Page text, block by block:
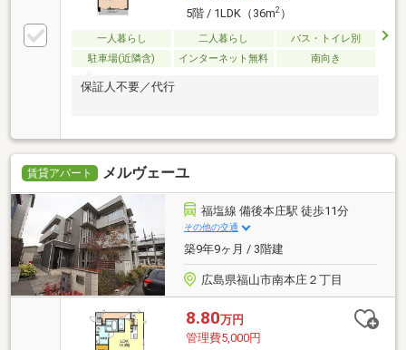
5階 / 1LDK（36m2）
一人暮らし 二人暮らし
バス・トイレ別
駐車場(近隣含)
インターネット無料 南向き
保証人不要／代行
賃貸アパート メルヴェーユ
福塩線 備後本庄駅 徒歩11分
その他の交通
築9年9ヶ月 / 3階建
広島県福山市南本庄２丁目
8.80万円
管理費5,000円